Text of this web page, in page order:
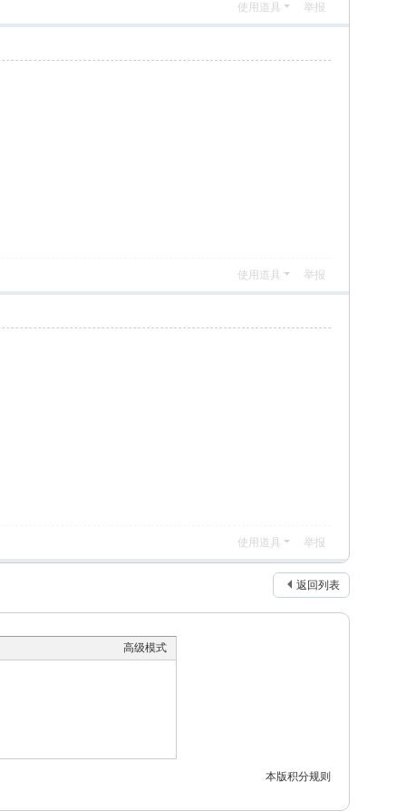
使用道具 举报
使用道具 举报
使用道具 举报
返回列表
高级模式
本版积分规则